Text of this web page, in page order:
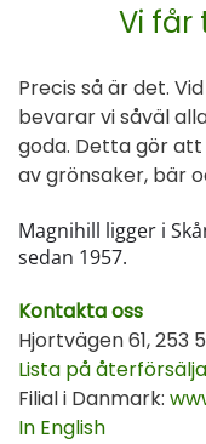
Vi får
Precis så är det.
bevarar vi såväl
goda. Detta gör att
av grönsaker, bär
Magnihill ligger i
sedan 1957.
Kontakta oss
Hjortvägen 61, 253
Lista på
Filial i Danmark:
In English